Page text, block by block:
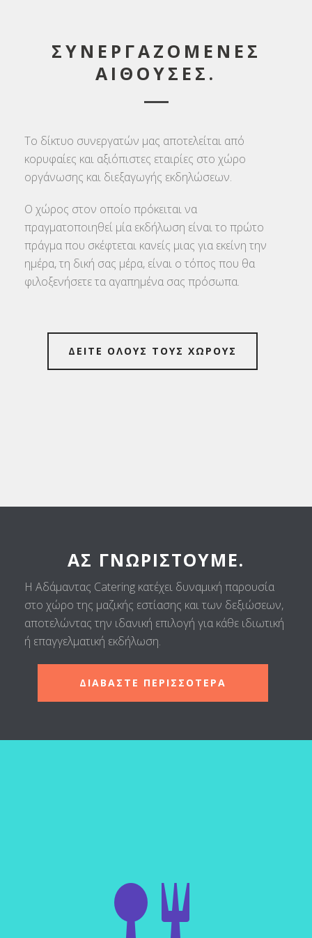
ΣΥΝΕΡΓΑΖΟΜΕΝΕΣ
ΑΙΘΟΥΣΕΣ.
Το δίκτυο συνεργατών μας αποτελείται από
κορυφαίες και αξιόπιστες εταιρίες στο χώρο
οργάνωσης και διεξαγωγής εκδηλώσεων.
Ο χώρος στον οποίο πρόκειται να
πραγματοποιηθεί μία εκδήλωση είναι το πρώτο
πράγμα που σκέφτεται κανείς μιας για εκείνη την
ημέρα, τη δική σας μέρα, είναι ο τόπος που θα
φιλοξενήσετε τα αγαπημένα σας πρόσωπα.
ΔΕΙΤΕ ΟΛΟΥΣ ΤΟΥΣ ΧΩΡΟΥΣ
ΑΣ ΓΝΩΡΙΣΤΟΎΜΕ.
Η Αδάμαντας Catering κατέχει δυναμική παρουσία
στο χώρο της μαζικής εστίασης και των δεξιώσεων,
αποτελώντας την ιδανική επιλογή για κάθε ιδιωτική
ή επαγγελματική εκδήλωση.
ΔΙΑΒΑΣΤΕ ΠΕΡΙΣΣΟΤΕΡΑ